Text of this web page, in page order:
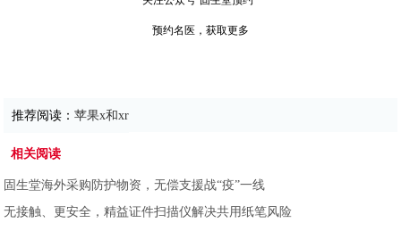
预约名医，获取更多
推荐阅读：苹果x和xr
相关阅读
固生堂海外采购防护物资，无偿支援战“疫”一线
无接触、更安全，精益证件扫描仪解决共用纸笔风险